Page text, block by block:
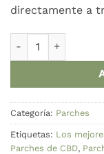
directamente a
Categoría: Parches
Etiquetas: Los
Parches de CBD,